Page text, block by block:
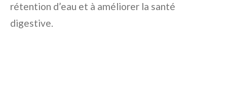
rétention d’eau et à améliorer la santé
digestive.